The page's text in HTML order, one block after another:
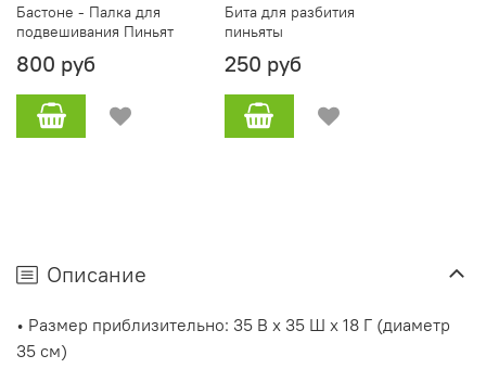
Бастоне - Палка для
подвешивания Пиньят
800 руб
Бита для разбития
пиньяты
250 руб
Описание
• Размер приблизительно: 35 В x 35 Ш x 18 Г (диаметр
35 см)